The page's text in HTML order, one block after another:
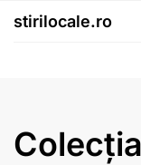
stirilocale.ro